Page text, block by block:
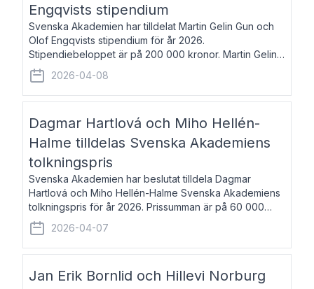
Engqvists stipendium
Svenska Akademien har tilldelat Martin Gelin Gun och
Olof Engqvists stipendium för år 2026.
Stipendiebeloppet är på 200 000 kronor. Martin Gelin,
född 1978, är journalist och författare. Han lever
numera i Paris men var under många år bosat
2026-04-08
Dagmar Hartlová och Miho Hellén-
Halme tilldelas Svenska Akademiens
tolkningspris
Svenska Akademien har beslutat tilldela Dagmar
Hartlová och Miho Hellén-Halme Svenska Akademiens
tolkningspris för år 2026. Prissumman är på 60 000
kronor var. Dagmar Hartlová, född 1951, översätter
huvudsakligen från svenska till tjeckiska
2026-04-07
Jan Erik Bornlid och Hillevi Norburg